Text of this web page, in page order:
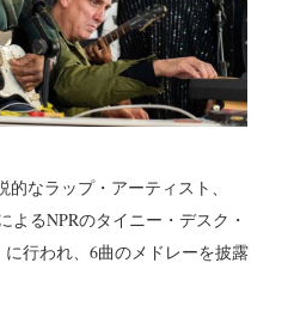
なラップ・アーティスト、
よるNPRのタイニー・デスク・
行われ、6曲のメドレーを披露